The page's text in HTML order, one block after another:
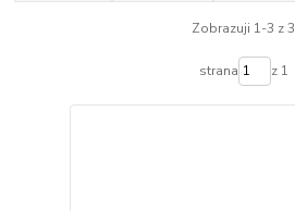
Zobrazuji 1-3 z 3
strana z 1